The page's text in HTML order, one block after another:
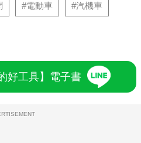
#電動車 #汽機車
好工具】電子書